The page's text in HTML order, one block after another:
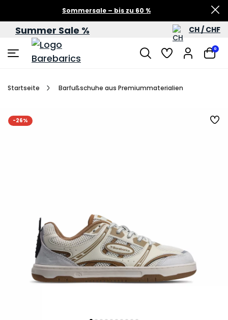
Sommersale – bis zu 60 %
Summer Sale % CH / CHF
0
Startseite Barfußschuhe aus Premiummaterialien
-26%